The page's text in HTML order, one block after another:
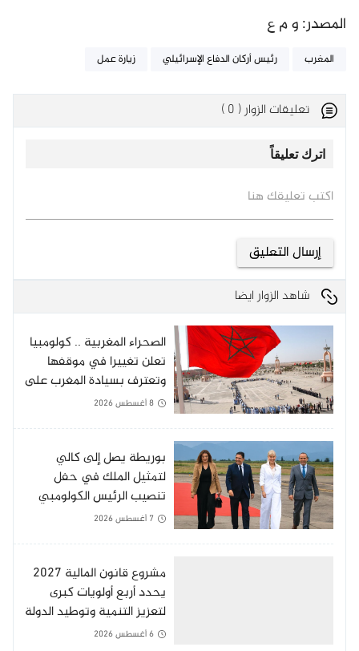
المصدر: و م ع
المغرب رئيس أركان الدفاع الإسرائيلي زيارة عمل
تعليقات الزوار ( 0 )
اترك تعليقاً
اكتب تعليقك هنا
شاهد الزوار ايضا
الصحراء المغربية .. كولومبيا
تعلن تغييرا في موقفها
وتعترف بسيادة المغرب على
صحرائه
8 أغسطس 2026
بوريطة يصل إلى كالي
لتمثيل الملك في حفل
تنصيب الرئيس الكولومبي
الجديد
7 أغسطس 2026
مشروع قانون المالية 2027
يحدد أربع أولويات كبرى
لتعزيز التنمية وتوطيد الدولة
الاجتماعية
6 أغسطس 2026